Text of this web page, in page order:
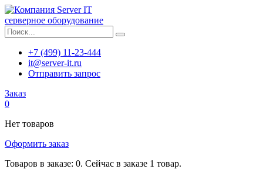
серверное оборудование
+7 (499) 11-23-444
it@server-it.ru
Отправить запрос
Заказ
0
Нет товаров
Оформить заказ
Товаров в заказе: 0. Сейчас в заказе 1 товар.